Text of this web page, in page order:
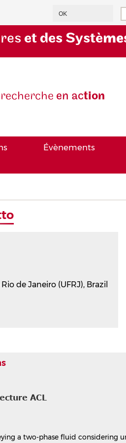
et des Systè
rche en action
Évènements
de Janeiro (UFRJ), Brazil
ACL
a two-phase fluid considering